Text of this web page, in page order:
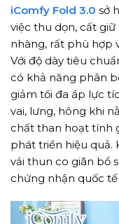
iComfy Fold 3.0 sở
việc thu dọn, cất
nhàng, rất phù hợp
Với độ dày tiêu
có khả năng phân
giảm tối đa áp lực
vai, lưng, hông khi
chất than hoạt tính
phát triển hiệu quả.
vải thun co giãn bổ
chứng nhận quốc